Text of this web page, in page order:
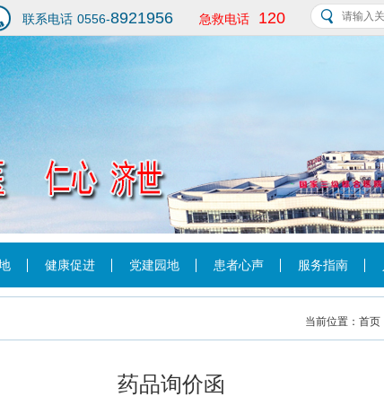
联系电话 0556-8921956 急救电话 120
健康促进 党建园地 患者心声 服务指南
当前位置： 首页
药品询价函